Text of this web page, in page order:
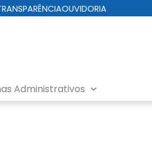
OUVIDORIA
Administrativos